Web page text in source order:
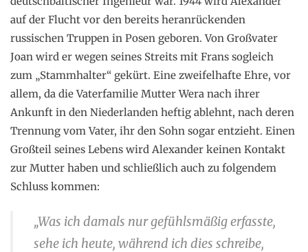
auf der Flucht vor den bereits heranrückenden
russischen Truppen in Posen geboren. Von Großvater
Joan wird er wegen seines Streits mit Frans sogleich
zum „Stammhalter“ gekürt. Eine zweifelhafte Ehre, vor
allem, da die Vaterfamilie Mutter Wera nach ihrer
Ankunft in den Niederlanden heftig ablehnt, nach deren
Trennung vom Vater, ihr den Sohn sogar entzieht. Einen
Großteil seines Lebens wird Alexander keinen Kontakt
zur Mutter haben und schließlich auch zu folgendem
Schluss kommen:
„Was ich damals nur gefühlsmäßig erfasste,
sehe ich heute, während ich dies schreibe,